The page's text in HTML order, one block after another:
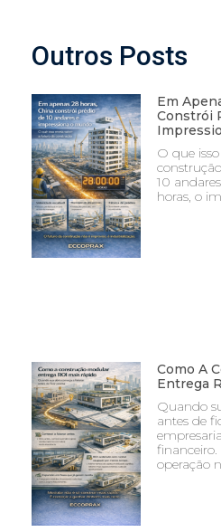
Outros Posts
Em
Constrói
O que
10
horas, o
Como A
Entrega
Quando
antes de
operação